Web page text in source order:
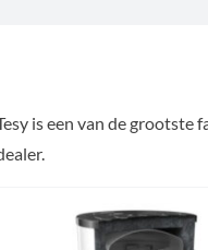
is een van de grootste